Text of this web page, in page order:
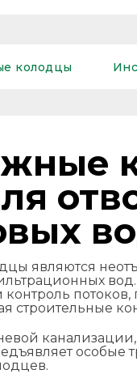
колодцы
являются
строительные
особые